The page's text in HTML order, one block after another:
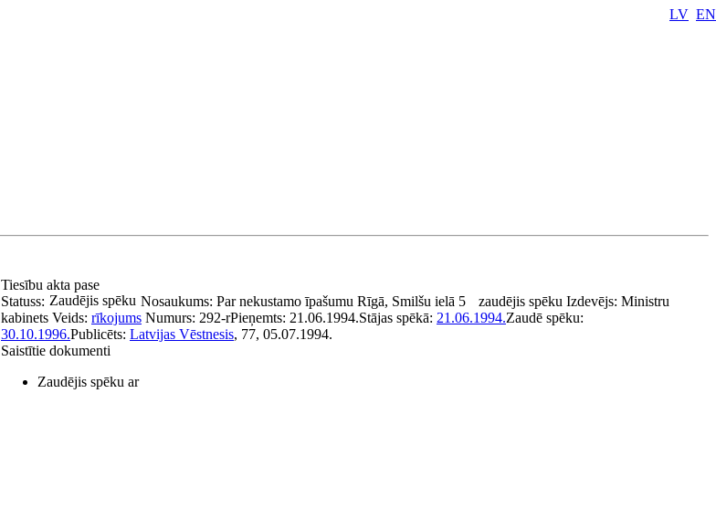
LV EN
Tiesību akta pase
Nosaukums: Par nekustamo īpašumu Rīgā, Smilšu ielā 5
Statuss: Zaudējis spēku zaudējis spēku Izdevējs: Ministru
kabinets Veids: rīkojums Numurs: 292-rPieņemts: 21.06.1994.Stājas spēkā: 21.06.1994.Zaudē spēku:
30.10.1996.Publicēts: Latvijas Vēstnesis, 77, 05.07.1994.
Saistītie dokumenti
Zaudējis spēku ar